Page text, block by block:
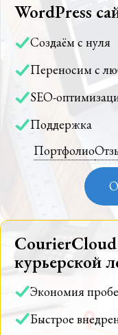
WordPress
Создаём с нуля
Переносим с
SEO-
Поддержка
Портфолио
курьерской
Экономия
Быстрое